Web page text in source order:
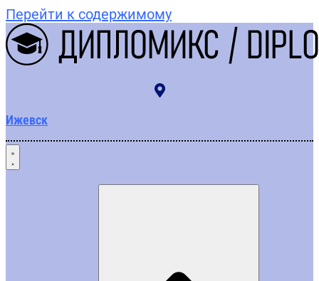
Перейти к содержимому
Ижевск